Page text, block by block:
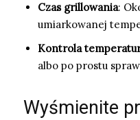
Czas grillowania:
umiarkowanej
Kontrola
albo po prostu
Wyśmienite